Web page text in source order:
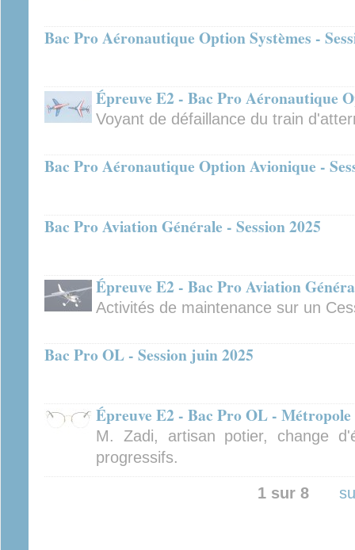
Bac Pro Aéronautique Option Systèmes -
Épreuve E2 - Bac Pro Aéronautique
Voyant de défaillance du train
Bac Pro Aéronautique Option Avionique -
Bac Pro Aviation Générale - Session 2025
Épreuve E2 - Bac Pro Aviation
Activités de maintenance sur un
Bac Pro OL - Session juin 2025
Épreuve E2 - Bac Pro OL -
M. Zadi, artisan potier, change
progressifs.
1 sur 8